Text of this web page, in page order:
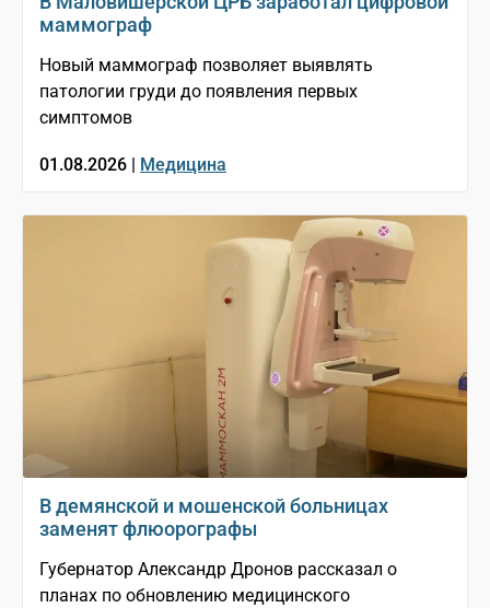
маммограф
Новый маммограф позволяет выявлять
патологии груди до появления первых
симптомов
01.08.2026 | Медицина
В демянской и мошенской больницах
заменят флюорографы
Губернатор Александр Дронов рассказал о
планах по обновлению медицинского